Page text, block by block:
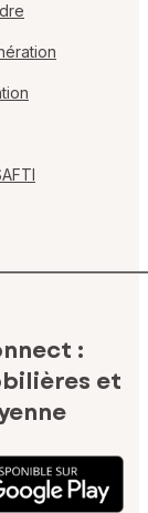
:
et